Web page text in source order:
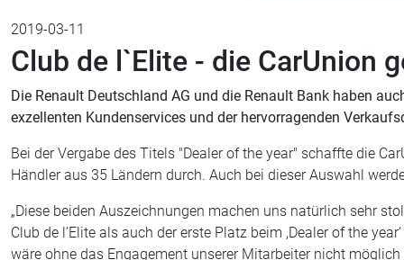
2019-03-11
Club de l`Elite - die CarUnion
Die Renault Deutschland AG und die Renault Bank haben
exzellenten Kundenservices und der hervorragenden
Bei der Vergabe des Titels "Dealer of the year" schaffte die
Händler aus 35 Ländern durch. Auch bei dieser Auswahl
„Diese beiden Auszeichnungen machen uns natürlich sehr
Club de l’Elite als auch der erste Platz beim ,Dealer of the
wäre ohne das Engagement unserer Mitarbeiter nicht